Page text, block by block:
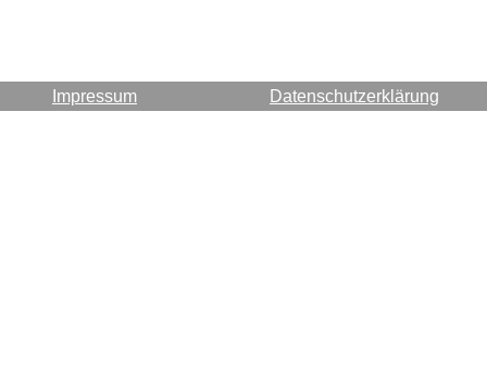
Impressum Datenschutzerklärung